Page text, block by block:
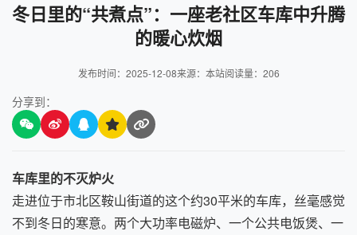
冬日里的“共煮点”：一座老社区车库中升腾
的暖心炊烟
发布时间：2025-12-08来源：本站阅读量： 206
分享到：
车库里的不灭炉火
走进位于市北区鞍山街道的这个约30平米的车库，丝毫感觉
不到冬日的寒意。两个大功率电磁炉、一个公共电饭煲、一